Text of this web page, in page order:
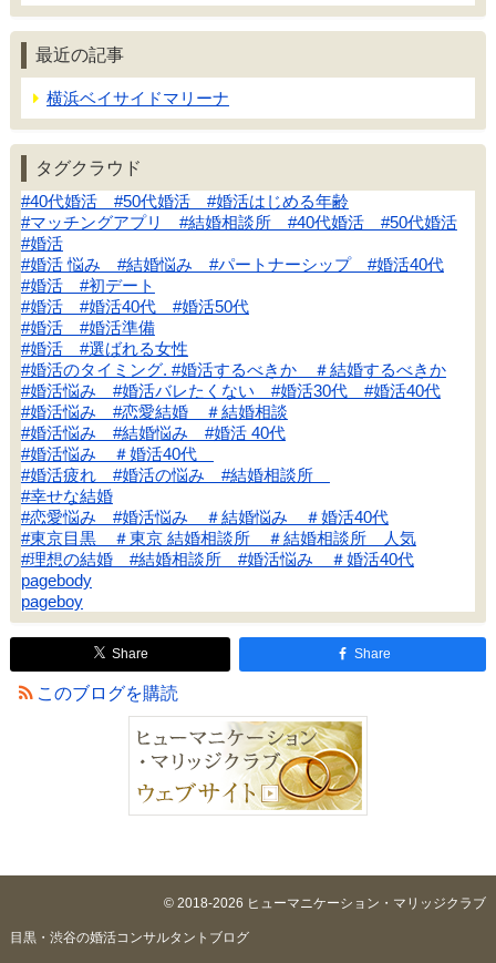
最近の記事
横浜ベイサイドマリーナ
タグクラウド
#40代婚活 #50代婚活 #婚活はじめる年齢
#マッチングアプリ #結婚相談所 #40代婚活 #50代婚活
#婚活
#婚活 悩み #結婚悩み #パートナーシップ #婚活40代
#婚活 #初デート
#婚活 #婚活40代 #婚活50代
#婚活 #婚活準備
#婚活 #選ばれる女性
#婚活のタイミング. #婚活するべきか ＃結婚するべきか
#婚活悩み #婚活バレたくない #婚活30代 #婚活40代
#婚活悩み #恋愛結婚 ＃結婚相談
#婚活悩み #結婚悩み #婚活 40代
#婚活悩み ＃婚活40代
#婚活疲れ #婚活の悩み #結婚相談所
#幸せな結婚
#恋愛悩み #婚活悩み ＃結婚悩み ＃婚活40代
#東京目黒 ＃東京 結婚相談所 ＃結婚相談所 人気
#理想の結婚 #結婚相談所 #婚活悩み ＃婚活40代
pagebody
pageboy
Share Share
このブログを購読
© 2018-2026 ヒューマニケーション・マリッジクラブ
目黒・渋谷の婚活コンサルタントブログ